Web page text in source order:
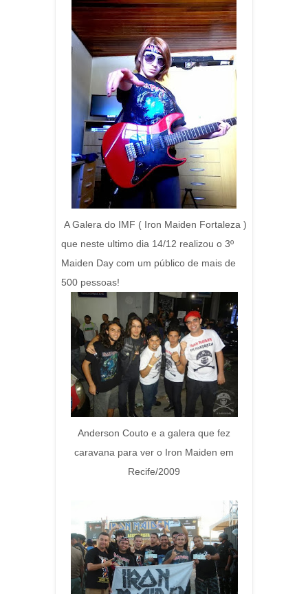
A Galera do IMF ( Iron Maiden Fortaleza )
que neste ultimo dia 14/12 realizou o 3º
Maiden Day com um público de mais de
500 pessoas!
Anderson Couto e a galera que fez
caravana para ver o Iron Maiden em
Recife/2009